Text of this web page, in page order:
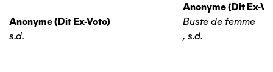
Anonyme (dit Ex-Voto)
s.d.
Anonyme (dit Ex-
Buste de femme
, s.d.